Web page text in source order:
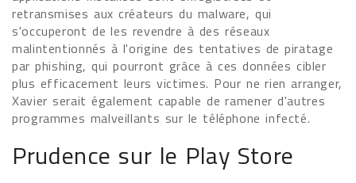
retransmises aux créateurs du malware, qui
s'occuperont de les revendre à des réseaux
malintentionnés à l'origine des tentatives de piratage
par phishing, qui pourront grâce à ces données cibler
plus efficacement leurs victimes. Pour ne rien arranger,
Xavier serait également capable de ramener d'autres
programmes malveillants sur le téléphone infecté.
Prudence sur le Play Store